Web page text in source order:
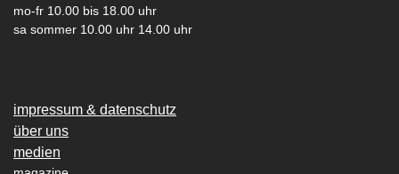
mo-fr 10.00 bis 18.00 uhr
sa sommer 10.00 uhr 14.00 uhr
impressum & datenschutz
über uns
medien